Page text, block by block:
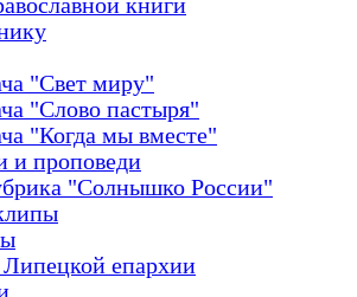
книги
"Свет миру"
"Слово пастыря"
"Когда мы вместе"
и проповеди
"Солнышко России"
епархии